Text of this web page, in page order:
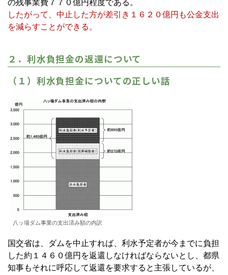
の残事業費７７０億円程度である。
したがって、中止した方が差引き１６２０億円も公金支出
を減らすことができる。
２．利水負担金の返還について
（１）利水負担金についての正しい話
八ッ場ダム事業の支出済み額の内訳
国交省は、ダムを中止すれば、利水予定者が今までに負担
した約１４６０億円を返還しなければならないとし、都県
知事もそれに呼応して返還を要求すると主張しているが、